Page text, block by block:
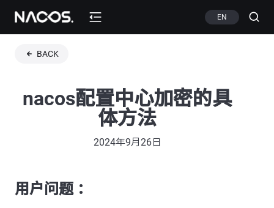
EN
BACK
nacos配置中心加密的具
体方法
2024年9月26日
用户问题 ：